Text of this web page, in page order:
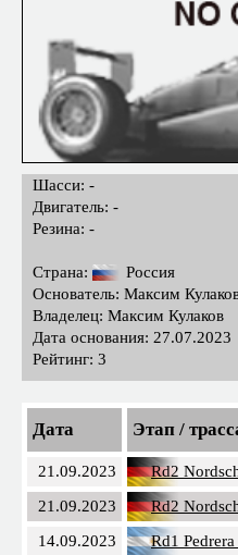
Шасси: -
Двигатель: -
Резина: -
Страна:
Россия
Основатель: Максим
Владелец: Максим Кулаков
Дата основания: 27.07.2023
Рейтинг: 3
Дата Этап /
21.09.2023 Rd2
21.09.2023
Rd2
14.09.2023
Rd1